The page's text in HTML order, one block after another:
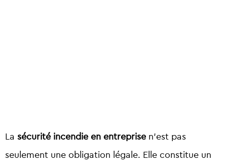
La sécurité incendie en entreprise n’est pas
seulement une obligation légale. Elle constitue un